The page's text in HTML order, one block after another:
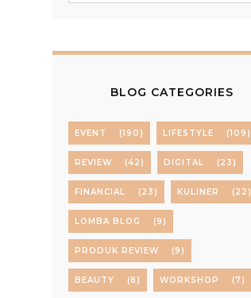
BLOG CATEGORIES
EVENT (190) LIFESTYLE (109)
REVIEW (42) DIGITAL (23)
FINANCIAL (23) KULINER (22)
LOMBA BLOG (9)
PRODUK REVIEW (9)
BEAUTY (8) WORKSHOP (7)